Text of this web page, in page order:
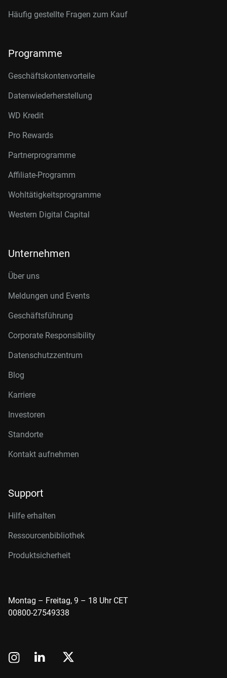
Häufig gestellte Fragen zum Kauf
Programme
Geschäftskontenvorteile
Datenwiederherstellung
WD Kredit
Pro Rewards
Partnerprogramme
Affiliate-Programm
Wohltätigkeitsprogramme
Western Digital Capital
Unternehmen
Über uns
Meldungen und Events
Geschäftsführung
Corporate Responsibility
Datenschutzzentrum
Blog
Karriere
Investoren
Standorte
Kontakt aufnehmen
Support
Hilfe erhalten
Ressourcenbibliothek
Produktsicherheit
Montag – Freitag, 9 – 18 Uhr CET
00800-27549338